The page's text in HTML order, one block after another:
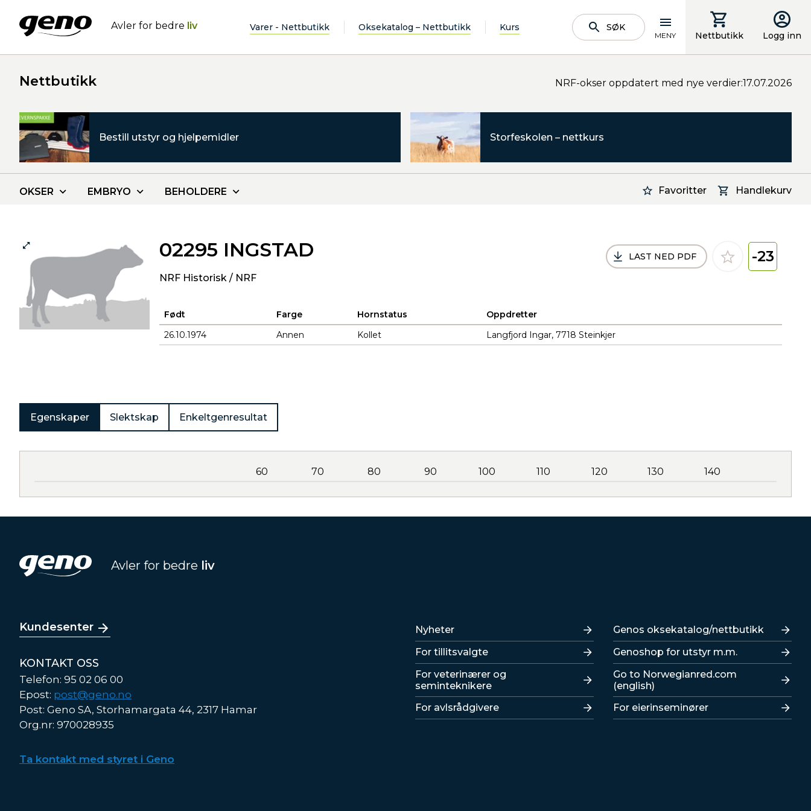
Avler for bedre liv Varer - Nettbutikk Oksekatalog – Nettbutikk Kurs SØK
MENY Nettbutikk Logg inn
Nettbutikk NRF-okser oppdatert med nye verdier:17.07.2026
Bestill utstyr og hjelpemidler Storfeskolen – nettkurs
Favoritter Handlekurv
OKSER EMBRYO BEHOLDERE
02295 INGSTAD
NRF Historisk / NRF
LAST NED PDF -23
Født Farge Hornstatus
Oppdretter
26.10.1974
Annen Kollet Langfjord Ingar, 7718 Steinkjer
Egenskaper Slektskap Enkeltgenresultat
60 70 80 90 100 110 120 130 140
Avler for bedre liv
Kundesenter
KONTAKT OSS
Telefon: 95 02 06 00
Epost: post@geno.no
Post: Geno SA, Storhamargata 44, 2317 Hamar
Org.nr: 970028935
Ta kontakt med styret i Geno
Lenker
Nyheter
For tillitsvalgte
For veterinærer og
seminteknikere
For avlsrådgivere
Lenker
Genos oksekatalog/nettbutikk
Genoshop for utstyr m.m.
Go to Norwegianred.com
(english)
For eierinseminører